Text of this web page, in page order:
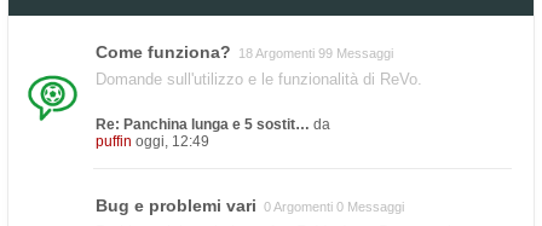
Come funziona? 18 Argomenti 99 Messaggi
Domande sull'utilizzo e le funzionalità di ReVo.
Re: Panchina lunga e 5 sostit… da
puffin oggi, 12:49
Bug e problemi vari 0 Argomenti 0 Messaggi